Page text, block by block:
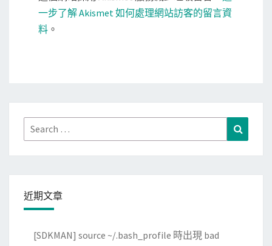
一步了解 Akismet 如何處理網站訪客的留言資
料 。
Search
for:
近期文章
[SDKMAN] source ~/.bash_profile 時出現 bad